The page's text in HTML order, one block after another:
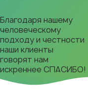
Благодаря нашему
человеческому
подходу и честности
наши клиенты
говорят нам
искреннее СПАСИБО!